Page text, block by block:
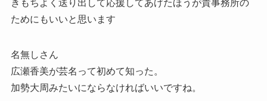
きもちよく送り出して応援してあげたほうが貴事務所の
ためにもいいと思います
名無しさん
広瀬香美が芸名って初めて知った。
加勢大周みたいにならなければいいですね。